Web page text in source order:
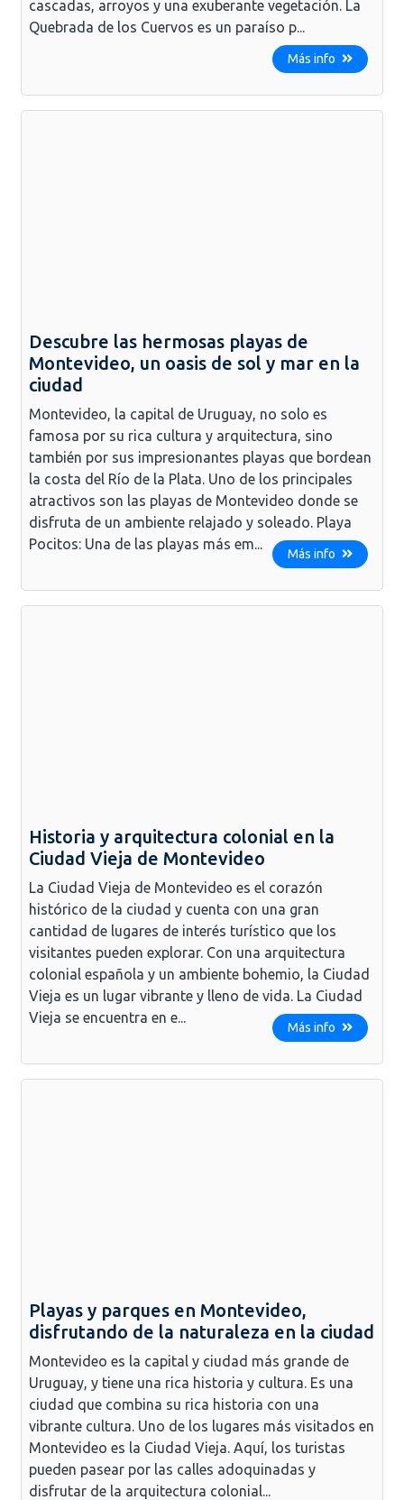
cascadas, arroyos y una exuberante vegetación. La
Quebrada de los Cuervos es un paraíso p...
Más info
Descubre las hermosas playas de
Montevideo, un oasis de sol y mar en la
ciudad
Montevideo, la capital de Uruguay, no solo es
famosa por su rica cultura y arquitectura, sino
también por sus impresionantes playas que bordean
la costa del Río de la Plata. Uno de los principales
atractivos son las playas de Montevideo donde se
disfruta de un ambiente relajado y soleado. Playa
Pocitos: Una de las playas más em...
Más info
Historia y arquitectura colonial en la
Ciudad Vieja de Montevideo
La Ciudad Vieja de Montevideo es el corazón
histórico de la ciudad y cuenta con una gran
cantidad de lugares de interés turístico que los
visitantes pueden explorar. Con una arquitectura
colonial española y un ambiente bohemio, la Ciudad
Vieja es un lugar vibrante y lleno de vida. La Ciudad
Vieja se encuentra en e...
Más info
Playas y parques en Montevideo,
disfrutando de la naturaleza en la ciudad
Montevideo es la capital y ciudad más grande de
Uruguay, y tiene una rica historia y cultura. Es una
ciudad que combina su rica historia con una
vibrante cultura. Uno de los lugares más visitados en
Montevideo es la Ciudad Vieja. Aquí, los turistas
pueden pasear por las calles adoquinadas y
disfrutar de la arquitectura colonial...